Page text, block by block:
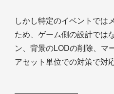
しかし特定のイベントでは
ため、ゲーム側の設計では
ン、背景のLODの削除、マ
アセット単位での対策で対